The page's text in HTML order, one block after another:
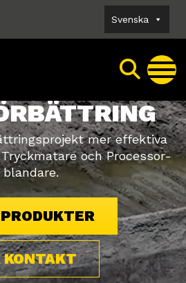
Svenska
mer effektiva
och Processor-
blandare.
KONTAKT